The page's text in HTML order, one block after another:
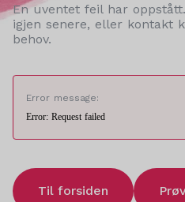
En uventet feil har
igjen senere, eller kontakt
behov.
Error message:
Error: Request failed
Til forsiden